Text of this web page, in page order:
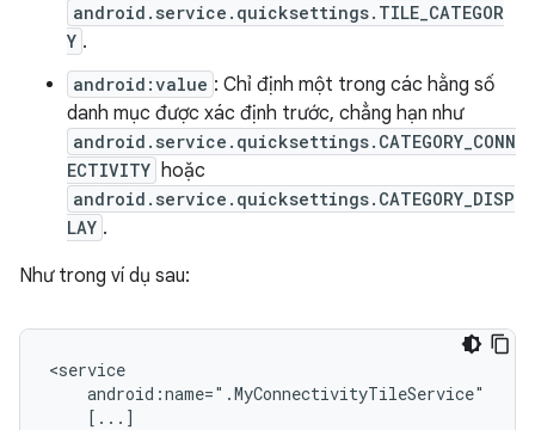
android.service.quicksettings.TILE_CATEGOR
Y .
android:value : Chỉ định một trong các hằng số
danh mục được xác định trước, chẳng hạn như
android.service.quicksettings.CATEGORY_CONN
ECTIVITY hoặc
android.service.quicksettings.CATEGORY_DISP
LAY .
Như trong ví dụ sau: